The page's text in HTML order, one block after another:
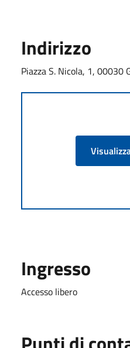
Indirizzo
Piazza S. Nicola, 1, 00030
Ingresso
Accesso libero